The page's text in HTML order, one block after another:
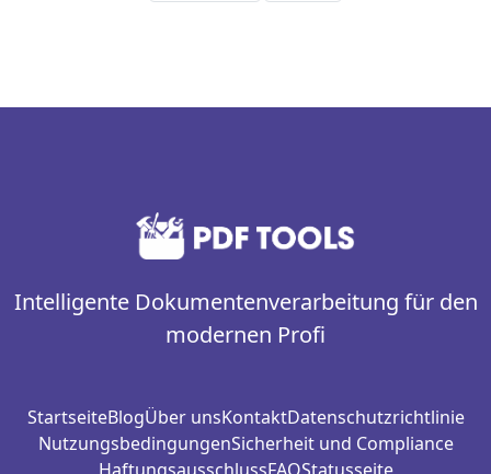
Intelligente Dokumentenverarbeitung für den
modernen Profi
StartseiteBlogÜber unsKontaktDatenschutzrichtlinie
NutzungsbedingungenSicherheit und Compliance